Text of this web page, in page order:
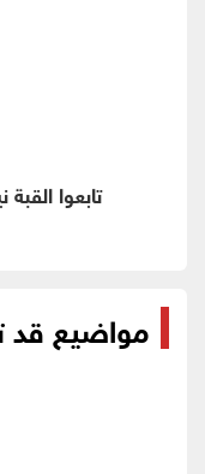
تابعوا
مواضيع